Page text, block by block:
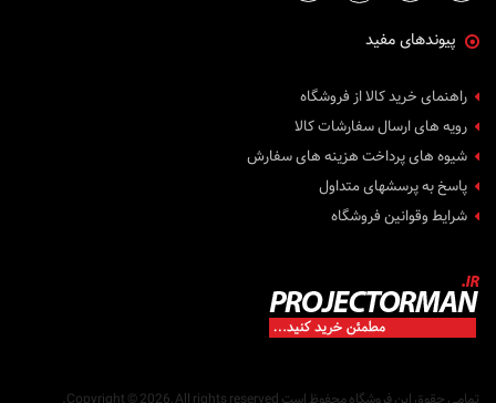
پیوندهای مفید
راهنمای خرید کالا از فروشگاه
رویه های ارسال سفارشات کالا
شیوه های پرداخت هزینه های سفارش
پاسخ به پرسشهای متداول
شرایط وقوانین فروشگاه
تمامی حقوق این فروشگاه محفوظ است Copyright © 2026, All rights reserved.